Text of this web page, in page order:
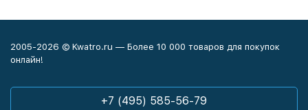
2005-2026 © Kwatro.ru — Более 10 000 товаров для покупок
онлайн!
+7 (495) 585-56-79